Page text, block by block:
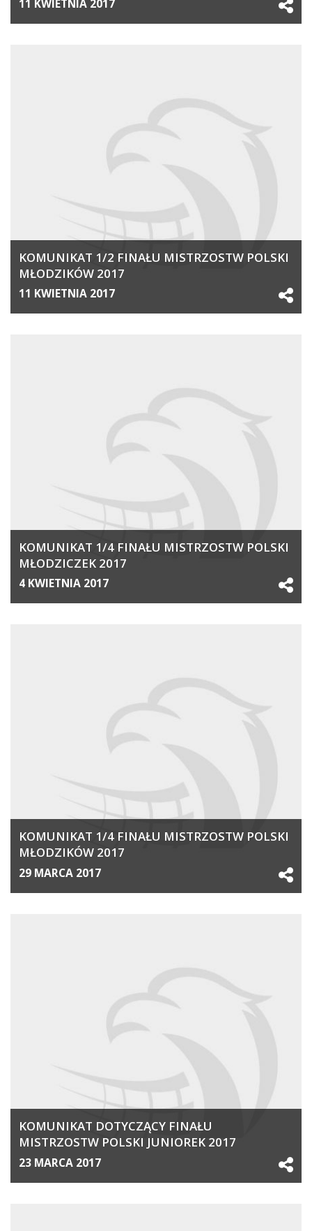
11 KWIETNIA 2017
KOMUNIKAT 1/2 FINAŁU MISTRZOSTW POLSKI
MŁODZIKÓW 2017
11 KWIETNIA 2017
KOMUNIKAT 1/4 FINAŁU MISTRZOSTW POLSKI
MŁODZICZEK 2017
4 KWIETNIA 2017
KOMUNIKAT 1/4 FINAŁU MISTRZOSTW POLSKI
MŁODZIKÓW 2017
29 MARCA 2017
KOMUNIKAT DOTYCZĄCY FINAŁU
MISTRZOSTW POLSKI JUNIOREK 2017
23 MARCA 2017